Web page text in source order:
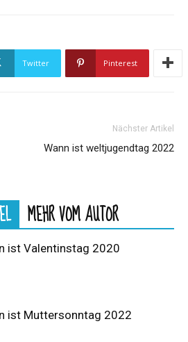
Twitter Pinterest
Nächster Artikel
Wann ist weltjugendtag 2022
MEHR VOM AUTOR
ist Valentinstag 2020
ist Muttersonntag 2022